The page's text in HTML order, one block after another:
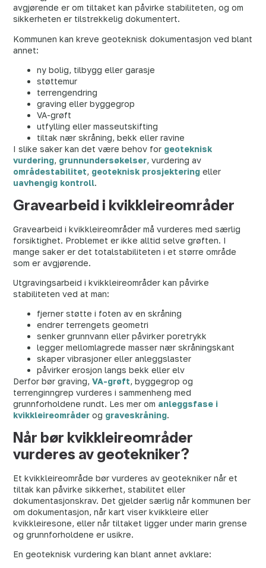
avgjørende er om tiltaket kan påvirke stabiliteten, og om
sikkerheten er tilstrekkelig dokumentert.
Kommunen kan kreve geoteknisk dokumentasjon ved blant
annet:
ny bolig, tilbygg eller garasje
støttemur
terrengendring
graving eller byggegrop
VA-grøft
utfylling eller masseutskifting
tiltak nær skråning, bekk eller ravine
I slike saker kan det være behov for geoteknisk
vurdering, grunnundersøkelser, vurdering av
områdestabilitet, geoteknisk prosjektering eller
uavhengig kontroll.
Gravearbeid i kvikkleireområder
Gravearbeid i kvikkleireområder må vurderes med særlig
forsiktighet. Problemet er ikke alltid selve grøften. I
mange saker er det totalstabiliteten i et større område
som er avgjørende.
Utgravingsarbeid i kvikkleireområder kan påvirke
stabiliteten ved at man:
fjerner støtte i foten av en skråning
endrer terrengets geometri
senker grunnvann eller påvirker poretrykk
legger mellomlagrede masser nær skråningskant
skaper vibrasjoner eller anleggslaster
påvirker erosjon langs bekk eller elv
Derfor bør graving,VA-grøft, byggegrop og
terrenginngrep vurderes i sammenheng med
grunnforholdene rundt. Les mer om anleggsfase i
kvikkleireområder og graveskråning.
Når bør kvikkleireområder
vurderes av geotekniker?
Et kvikkleireområde bør vurderes av geotekniker når et
tiltak kan påvirke sikkerhet, stabilitet eller
dokumentasjonskrav. Det gjelder særlig når kommunen ber
om dokumentasjon, når kart viser kvikkleire eller
kvikkleiresone, eller når tiltaket ligger under marin grense
og grunnforholdene er usikre.
En geoteknisk vurdering kan blant annet avklare: